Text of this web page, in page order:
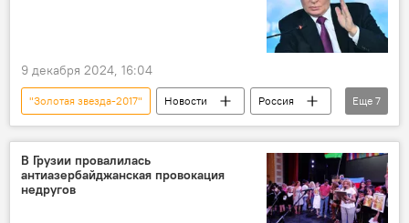
9 декабря 2024, 16:04
"Золотая звезда-2017" Новости
Россия
Москва
Кремль
Государственный Кремлевский Дворец
Церемония награждения
герой
Еще 7
В Грузии провалилась
антиазербайджанская провокация
недругов